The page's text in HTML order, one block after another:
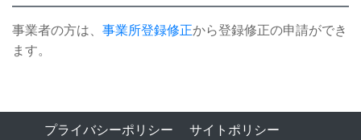
事業者の方は、 事業所登録修正から登録修正の申請ができ
ます。
プライバシーポリシー サイトポリシー